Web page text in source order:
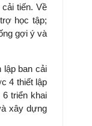
tiến. Về
học tập;
gợi ý và
lập ban cải
4 thiết lập
triển khai
xây dựng